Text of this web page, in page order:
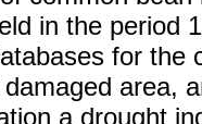
in the period
for the
area,
a drought